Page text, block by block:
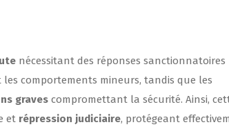
nécessitant des réponses sanctionnatoires
comportements mineurs, tandis que les
graves compromettant la sécurité. Ainsi,
et répression judiciaire, protégeant